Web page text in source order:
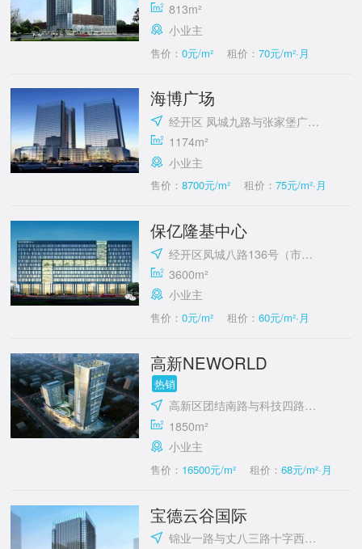
813m²
小业主
售价：0元/m² 租价： 70元/m²·月
海博广场
经开区 凤城九路与张家堡广场西北角
1174m²
小业主
售价：8700元/m² 租价： 75元/m²·月
保亿隆基中心
经开区凤城八路136号（市政府对面）
3600m²
小业主
售价：0元/m² 租价： 60元/m²·月
高新NEWORLD
热销
高新区团结南路与科技四路十字东北角
1850m²
小业主
售价： 16500元/m² 租价： 68元/m²·月
宝德云谷国际
锦业一路与丈八三路十字西南角